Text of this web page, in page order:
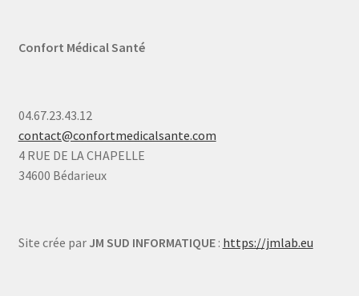
Confort Médical Santé
04.67.23.43.12
contact@confortmedicalsante.com
4 RUE DE LA CHAPELLE
34600 Bédarieux
Site crée par JM SUD INFORMATIQUE: https://jmlab.eu